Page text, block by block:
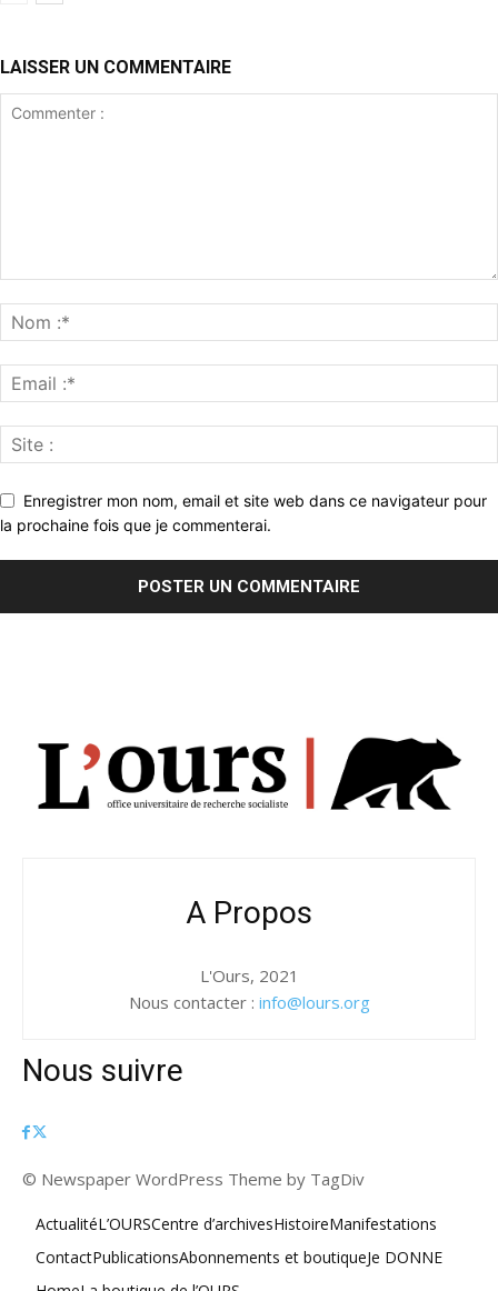
LAISSER UN COMMENTAIRE
Enregistrer mon nom, email et site web dans ce navigateur pour
la prochaine fois que je commenterai.
A Propos
L'Ours, 2021
Nous contacter : info@lours.org
Nous suivre
© Newspaper WordPress Theme by TagDiv
ActualitéL’OURSCentre d’archivesHistoireManifestations
ContactPublicationsAbonnements et boutiqueJe DONNE